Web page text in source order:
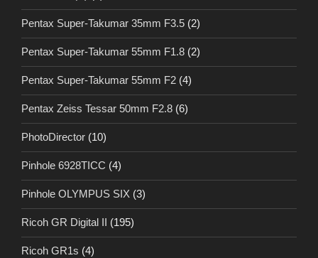
Pentax Super-Takumar 35mm F3.5 (2)
Pentax Super-Takumar 55mm F1.8 (2)
Pentax Super-Takumar 55mm F2 (4)
Pentax Zeiss Tessar 50mm F2.8 (6)
PhotoDirector (10)
Pinhole 6928TICC (4)
Pinhole OLYMPUS SIX (3)
Ricoh GR Digital II (195)
Ricoh GR1s (4)